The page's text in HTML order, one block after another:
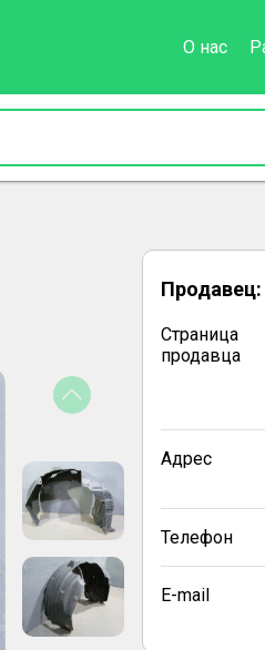
О нас
Продавец:
Страница
продавца
Адрес
Телефон
E-mail